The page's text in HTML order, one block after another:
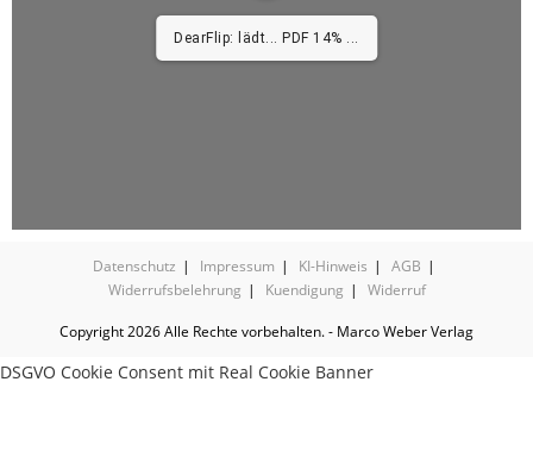
DearFlip: lädt... PDF 14% ...
Datenschutz Impressum KI-Hinweis
AGB
Widerrufsbelehrung
Kuendigung Widerruf
Copyright 2026 Alle Rechte vorbehalten. - Marco Weber Verlag
DSGVO Cookie Consent mit Real Cookie Banner